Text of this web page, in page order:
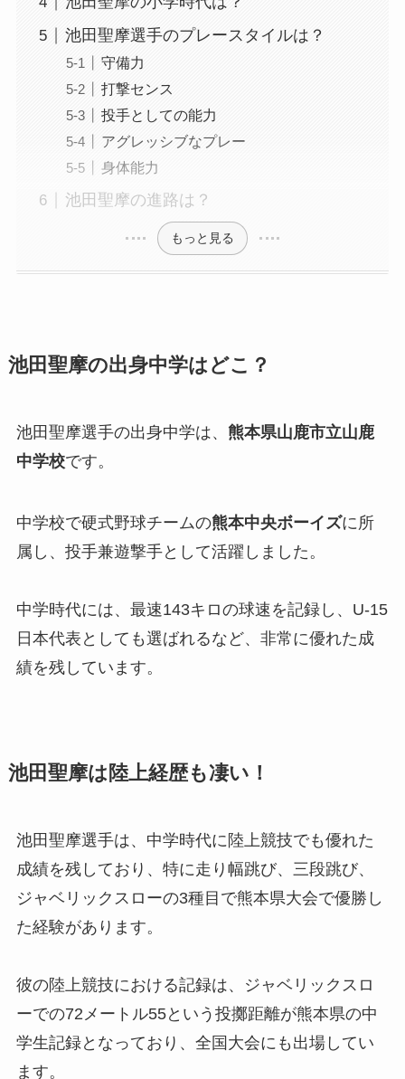
池田聖摩選手のプレースタイルは？
守備力
打撃センス
投手としての能力
アグレッシブなプレー
身体能力
池田聖摩の進路は？
もっと見る
池田聖摩の出身中学はどこ？
池田聖摩選手の出身中学は、 熊本県山鹿市立山鹿
中学校です。
中学校で硬式野球チームの熊本中央ボーイズに所
属し、投手兼遊撃手として活躍しました。
中学時代には、最速143キロの球速を記録し、U-15
日本代表としても選ばれるなど、非常に優れた成
績を残しています。
池田聖摩は陸上経歴も凄い！
池田聖摩選手は、中学時代に陸上競技でも優れた
成績を残しており、特に走り幅跳び、三段跳び、
ジャベリックスローの3種目で熊本県大会で優勝し
た経験があります。
彼の陸上競技における記録は、ジャベリックスロ
ーでの72メートル55という投擲距離が熊本県の中
学生記録となっており、全国大会にも出場してい
ます。